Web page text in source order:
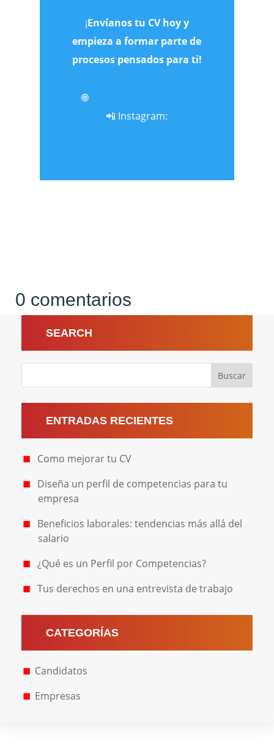
¡Envíanos tu CV hoy y
empieza a formar parte de
procesos pensados para ti!
🌐
📲 Instagram:
0 comentarios
SEARCH
ENTRADAS RECIENTES
Como mejorar tu CV
Diseña un perfil de competencias para tu
empresa
Beneficios laborales: tendencias más allá del
salario
¿Qué es un Perfil por Competencias?
Tus derechos en una entrevista de trabajo
CATEGORÍAS
Candidatos
Empresas